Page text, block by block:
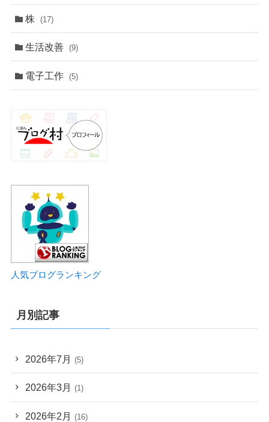
株 (17)
生活改善 (9)
電子工作 (5)
人気ブログランキング
月別記事
2026年7月 (5)
2026年3月 (1)
2026年2月 (16)